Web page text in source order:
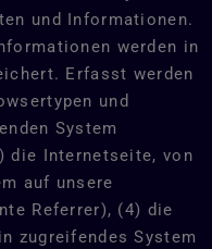
und Informationen.
werden in
Erfasst werden
und
System
die Internetseite, von
auf unsere
Referrer), (4) die
zugreifendes System